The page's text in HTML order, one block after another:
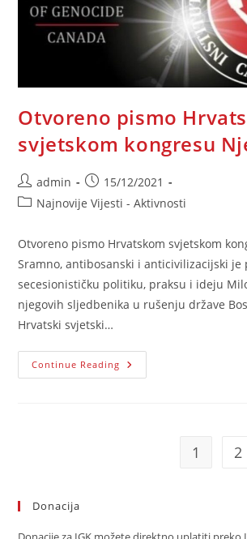
Otvoreno pismo
svjetskom kongresu
Post
author:
admin
Post
published:
15/12/2021
PostNajnovije Vijesti - Aktivnosti
Otvoreno pismo Hrvatskom svjetskom
Sramno, antibosanski i anticivilizacijski je
secesionističku politiku, praksu i ideju
njegovih sljedbenika u rušenju države
Hrvatski svjetski…
Continue Reading Otvoreno
Pismo
1 2
Donacija